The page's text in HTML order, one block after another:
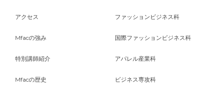
アクセス
Mfacの強み
特別講師紹介
Mfacの歴史
ファッションビジネス科
国際ファッションビジネス科
アパレル産業科
ビジネス専攻科